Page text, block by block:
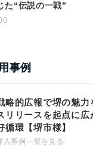
た“伝説の一戦”
事例
略的広報で堺の魅力
リリースを起点に広
循環【堺市様】
入事例一覧を見る